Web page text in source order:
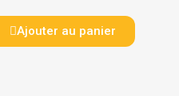
Ajouter au panier